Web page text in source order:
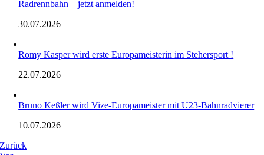
Radrennbahn – jetzt anmelden!
30.07.2026
Romy Kasper wird erste Europameisterin im Stehersport !
22.07.2026
Bruno Keßler wird Vize-Europameister mit U23-Bahnradvierer
10.07.2026
Zurück